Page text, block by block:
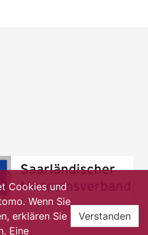
Cookies und
Wenn Sie
erklären Sie
Eine
Verstanden